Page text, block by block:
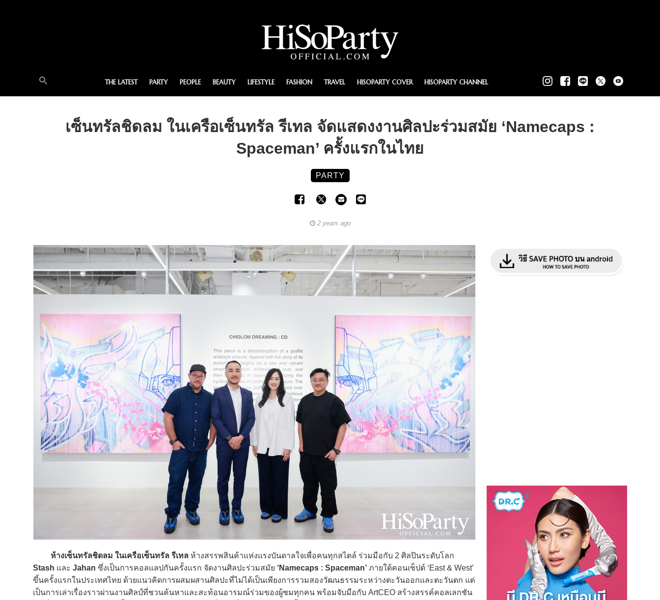
THE LATEST PARTY PEOPLE BEAUTY LIFESTYLE FASHION TRAVEL HISOPARTY COVER HISOPARTY CHANNEL
เซ็นทรัลชิดลม ในเครือเซ็นทรัล รีเทล จัดแสดงงานศิลปะร่วมสมัย ‘Namecaps :
Spaceman’ ครั้งแรกในไทย
PARTY
2 years ago
ห้างเซ็นทรัลชิดลม ในเครือเซ็นทรัล รีเทล ห้างสรรพสินค้าแห่งแรงบันดาลใจเพื่อคนทุกสไตล์ ร่วมมือกับ 2 ศิลปินระดับโลก
Stash และ Jahan ซึ่งเป็นการคอลแลปกันครั้งแรก จัดงานศิลปะร่วมสมัย ‘Namecaps : Spaceman’ ภายใต้คอนเซ็ปต์ ‘East & West’
ขึ้นครั้งแรกในประเทศไทย ด้วยแนวคิดการผสมผสานศิลปะที่ไม่ได้เป็นเพียงการรวมสองวัฒนธรรมระหว่างตะวันออกและตะวันตก แต่
เป็นการเล่าเรื่องราวผ่านงานศิลป์ที่ชวนค้นหาและสะท้อนอารมณ์ร่วมของผู้ชมทุกคน พร้อมจับมือกับ ArtCEO สร้างสรรค์คอลเลกชัน